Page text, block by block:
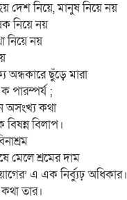
দেশ নিয়ে, মানুষ নিয়ে নয়
নিয়ে নয়
নিয়ে নয়
অন্ধকারে ছুঁড়ে মারা
পারম্পর্য ;
অসংখ্য কথা
বিলাপ।
মেলে শ্রমের দাম
এ এক নির্ব্যুঢ় অধিকার।
তার।